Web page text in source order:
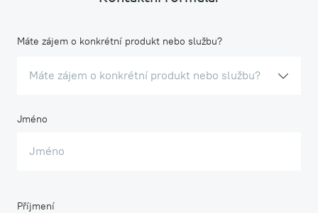
Máte zájem o konkrétní produkt nebo službu?
Máte zájem o konkrétní produkt nebo službu?
Jméno
Příjmení